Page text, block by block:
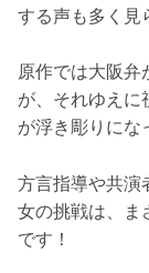
する声も多く見
原作では大阪弁
が、それゆえに
が浮き彫りにな
方言指導や共演
女の挑戦は、ま
です！